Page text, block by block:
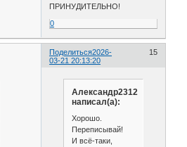
ПРИНУДИТЕЛЬНО!
0
Поделиться 15
2026-
03-21 20:13:20
Александр2312
написал(а):
Хорошо.
Переписывай!
И всё-таки,